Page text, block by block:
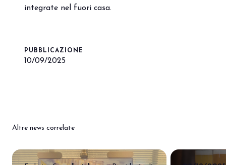
integrate nel fuori casa.
PUBBLICAZIONE
10/09/2025
Altre news correlate